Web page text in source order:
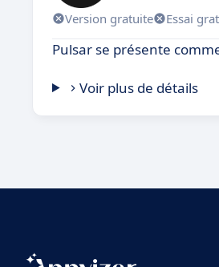
Version gratuite Essai
Pulsar se présente
Voir plus de détails